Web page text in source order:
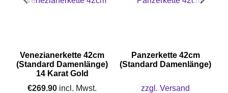
Venezianerkette 42cm
(Standard Damenlänge)
14 Karat Gold
€269.90 incl. Mwst.
Panzerkette 42cm
(Standard Damenlänge)
zzgl. Versand